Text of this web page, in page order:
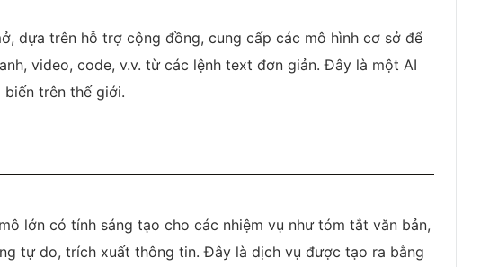
dựa trên hỗ trợ cộng đồng, cung cấp các mô hình cơ sở để
video, code, v.v. từ các lệnh text đơn giản. Đây là một AI
biến trên thế giới.
lớn có tính sáng tạo cho các nhiệm vụ như tóm tắt văn bản,
tự do, trích xuất thông tin. Đây là dịch vụ được tạo ra bằng